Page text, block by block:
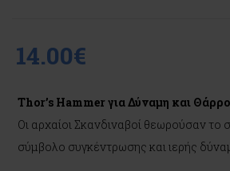
14.00€
Thor’s Hammer για Δύναμη και
Οι αρχαίοι Σκανδιναβοί θεωρούσαν το
σύμβολο συγκέντρωσης και ιερής